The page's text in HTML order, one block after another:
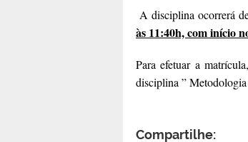
A disciplina ocorrerá
às 11:40h, com início
Para efetuar a
disciplina ”
Compartilhe: